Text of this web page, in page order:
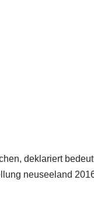
deklariert
neuseeland